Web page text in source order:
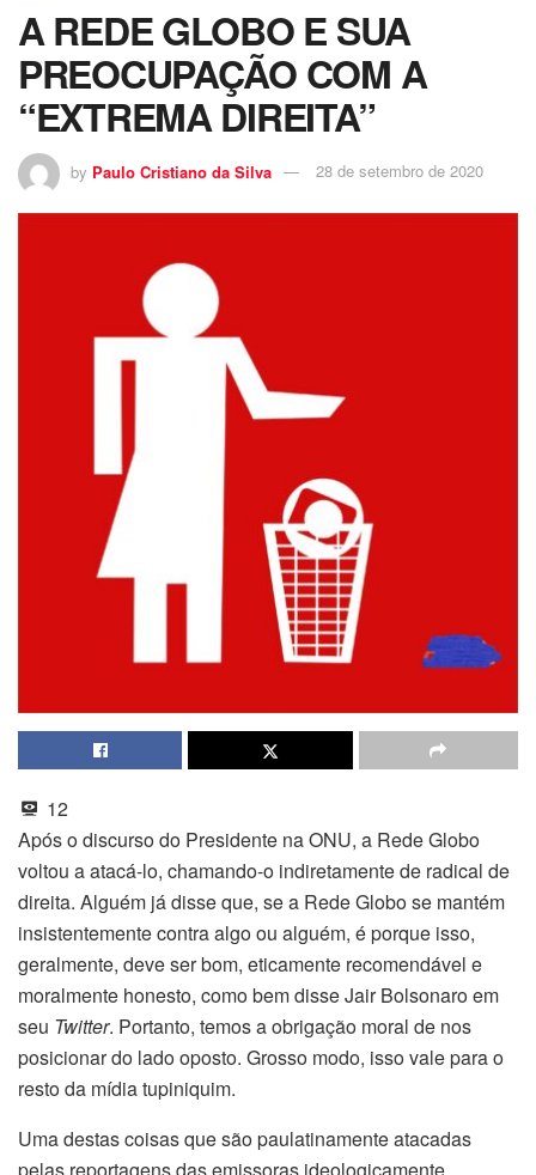
A REDE GLOBO E SUA
PREOCUPAÇÃO COM A
“EXTREMA DIREITA”
by Paulo Cristiano da Silva 28 de setembro de 2020
12
Após o discurso do Presidente na ONU, a Rede Globo
voltou a atacá-lo, chamando-o indiretamente de radical de
direita. Alguém já disse que, se a Rede Globo se mantém
insistentemente contra algo ou alguém, é porque isso,
geralmente, deve ser bom, eticamente recomendável e
moralmente honesto, como bem disse Jair Bolsonaro em
seu Twitter. Portanto, temos a obrigação moral de nos
posicionar do lado oposto. Grosso modo, isso vale para o
resto da mídia tupiniquim.
Uma destas coisas que são paulatinamente atacadas
pelas reportagens das emissoras ideologicamente